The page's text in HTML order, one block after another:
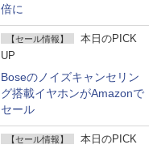
倍に
【セール情報】
本日のPICK
UP
Boseのノイズキャンセリン
グ搭載イヤホンがAmazonで
セール
【セール情報】
本日のPICK